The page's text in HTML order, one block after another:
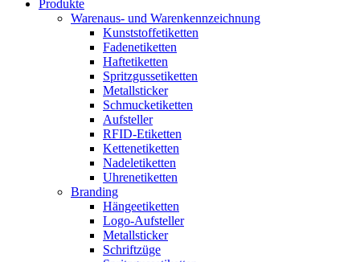
Produkte
Warenaus- und Warenkennzeichnung
Kunststoffetiketten
Fadenetiketten
Haftetiketten
Spritzgussetiketten
Metallsticker
Schmucketiketten
Aufsteller
RFID-Etiketten
Kettenetiketten
Nadeletiketten
Uhrenetiketten
Branding
Hängeetiketten
Logo-Aufsteller
Metallsticker
Schriftzüge